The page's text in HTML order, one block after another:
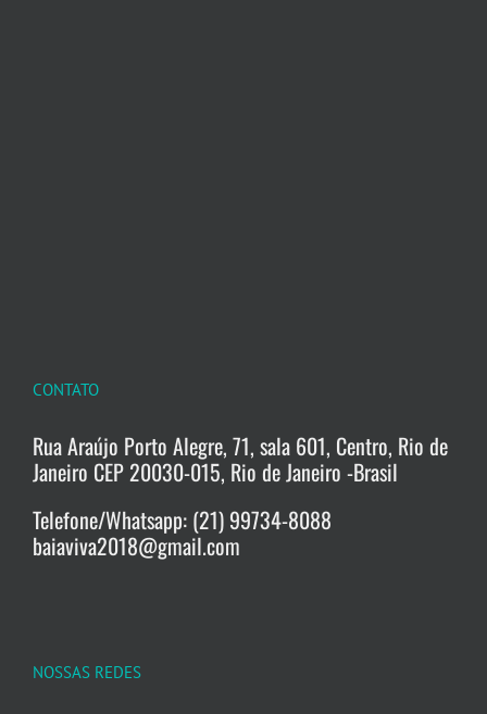
CONTATO
Rua Araújo Porto Alegre, 71, sala 601, Centro, Rio de
Janeiro CEP 20030-015, Rio de Janeiro -Brasil
Telefone/Whatsapp: (21) 99734-8088
baiaviva2018@gmail.com
NOSSAS REDES